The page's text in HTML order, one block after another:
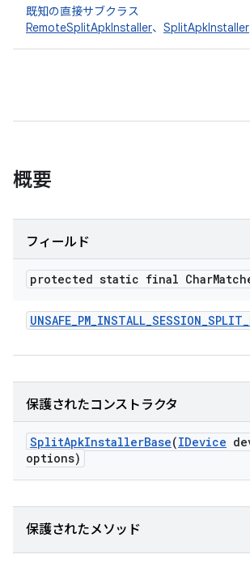
既知の直接サブクラス
RemoteSplitApkInstaller、 SplitApkInstaller
概要
フィールド
protected static final Char
UNSAFE_PM_INSTALL_SESSION_SPLIT_
保護されたコンストラクタ
SplitApkInstallerBase(IDevice
options)
保護されたメソッド